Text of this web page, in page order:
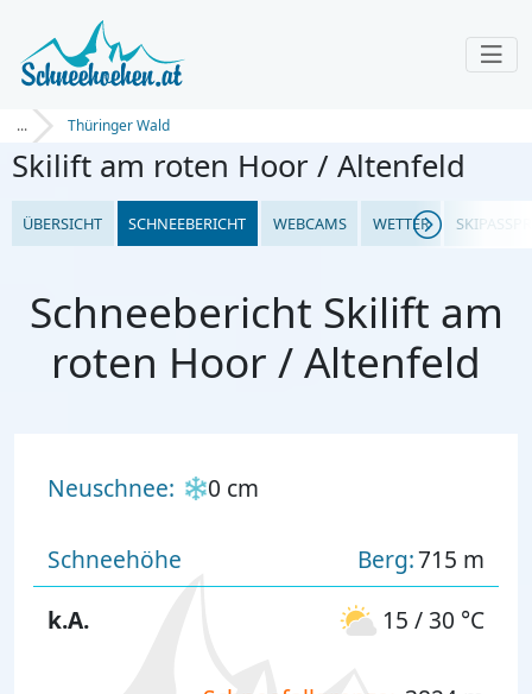
... Thüringer Wald
Skilift am roten Hoor / Altenfeld
ÜBERSICHT SCHNEEBERICHT WEBCAMS WETTER
Schneebericht Skilift am
roten Hoor / Altenfeld
Neuschnee: 0 cm
Schneehöhe Berg:715 m
k.A.
15 / 30 °C